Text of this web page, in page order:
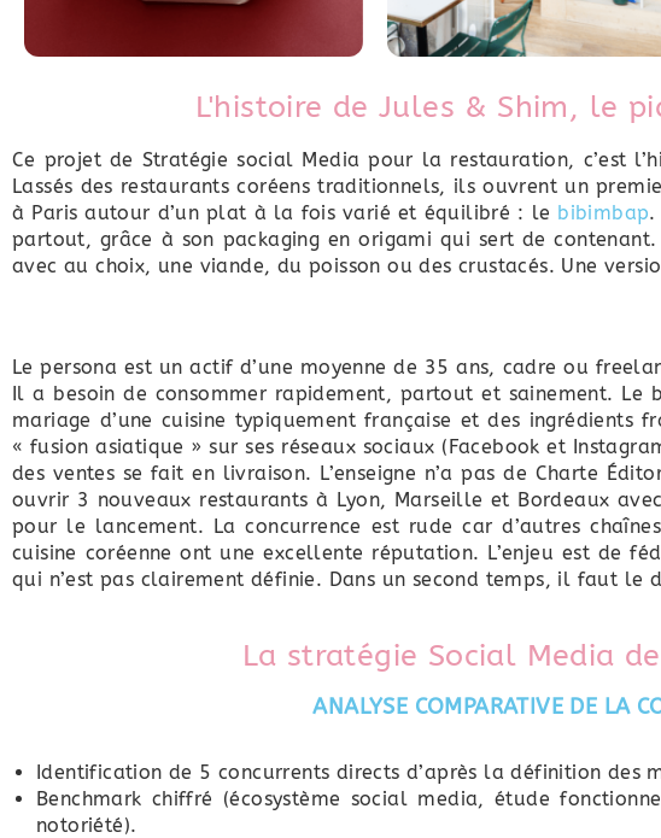
L'histoire de Jules & Shim, le
Ce projet de Stratégie social Media pour la restauration, c’est
Lassés des restaurants coréens traditionnels, ils ouvrent un
à Paris autour d’un plat à la fois varié et équilibré : le bibimbap.
partout, grâce à son packaging en origami qui sert de
avec au choix, une viande, du poisson ou des crustacés. Une
Le persona est un actif d’une moyenne de 35 ans, cadre ou
Il a besoin de consommer rapidement, partout et sainement. Le
mariage d’une cuisine typiquement française et des ingrédients
« fusion asiatique » sur ses réseaux sociaux (Facebook et
des ventes se fait en livraison. L’enseigne n’a pas de Charte
ouvrir 3 nouveaux restaurants à Lyon, Marseille et Bordeaux
pour le lancement. La concurrence est rude car d’autres
cuisine coréenne ont une excellente réputation. L’enjeu est de
qui n’est pas clairement définie. Dans un second temps, il faut le
La stratégie Social Media
ANALYSE COMPARATIVE DE LA
Identification de 5 concurrents directs d’après la définition des
Benchmark chiffré (écosystème social media, étude
notoriété).